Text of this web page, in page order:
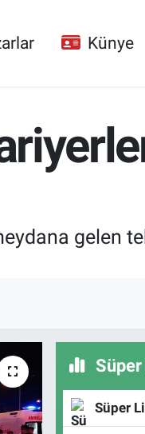
Künye
gelen
Süper